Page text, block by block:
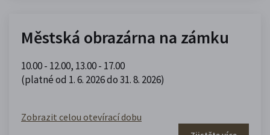
Městská obrazárna na zámku
10.00 - 12.00, 13.00 - 17.00
(platné od 1. 6. 2026 do 31. 8. 2026)
Zobrazit celou otevírací dobu